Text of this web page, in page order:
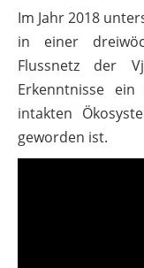
Im Jahr 2018
in einer
Flussnetz der
Erkenntnisse
intakten
geworden ist.